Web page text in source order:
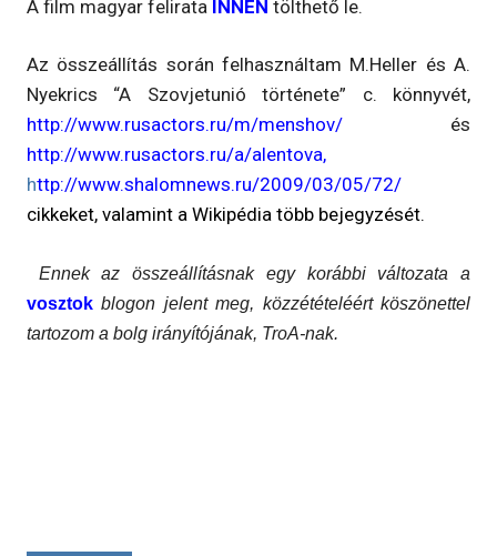
A film magyar felirata INNEN tölthető le.
Az összeállítás során felhasználtam M.Heller és A.
Nyekrics “A Szovjetunió története” c. könnyvét,
http://www.rusactors.ru/m/menshov/ és
http://www.rusactors.ru/a/alentova,
http://www.shalomnews.ru/2009/03/05/72/
cikkeket, valamint a Wikipédia több bejegyzését.
Ennek az összeállításnak egy korábbi változata a
vosztok blogon jelent meg, közzétételéért köszönettel
tartozom a bolg irányítójának, TroA-nak.